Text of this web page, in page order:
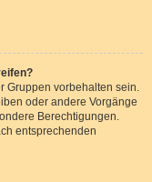
Gruppen vorbehalten sein.
oder andere Vorgänge
Berechtigungen.
entsprechenden